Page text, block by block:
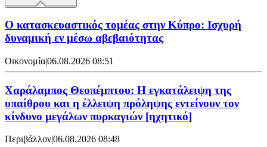
Ο κατασκευαστικός τομέας στην Κύπρο: Ισχυρή
δυναμική εν μέσω αβεβαιότητας
Οικονομία|06.08.2026 08:51
Χαράλαμπος Θεοπέμπτου: Η εγκατάλειψη της
υπαίθρου και η έλλειψη πρόληψης εντείνουν τον
κίνδυνο μεγάλων πυρκαγιών [ηχητικό]
Περιβάλλον|06.08.2026 08:48